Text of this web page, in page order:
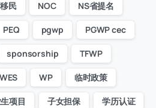
民 NOC NS省提名
PEQ pgwp PGWP cec
sponsorship TFWP
WES WP 临时政策
项目 子女担保 学历认证